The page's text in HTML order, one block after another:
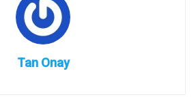
Tan Onay